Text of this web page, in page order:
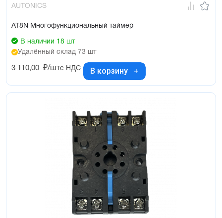
AUTONICS
AT8N Многофункциональный таймер
В наличии 18 шт
Удалённый склад 73 шт
3 110,00 ₽/штс НДС В корзину